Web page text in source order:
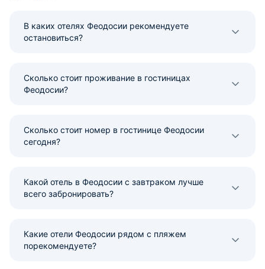
В каких отелях Феодосии рекомендуете
остановиться?
Сколько стоит проживание в гостиницах
Феодосии?
Сколько стоит номер в гостинице Феодосии
сегодня?
Какой отель в Феодосии с завтраком лучше
всего забронировать?
Какие отели Феодосии рядом с пляжем
порекомендуете?